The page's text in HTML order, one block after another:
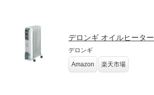
デロンギ オイルヒーター
デロンギ
Amazon
楽天市場